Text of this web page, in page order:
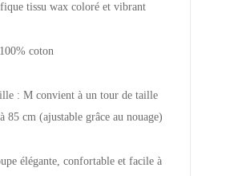
tissu wax coloré et vibrant
coton
: M convient à un tour de taille
85 cm (ajustable grâce au nouage)
élégante, confortable et facile à